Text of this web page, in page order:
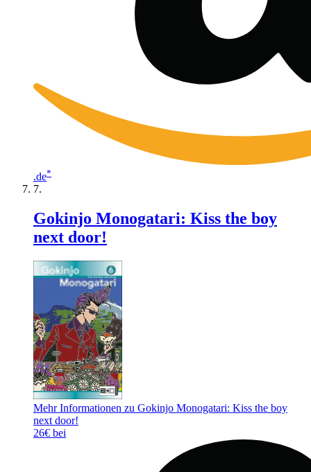
.de*
Gokinjo Monogatari: Kiss the boy
next door!
Mehr Informationen zu Gokinjo Monogatari: Kiss the boy
next door!
26€ bei